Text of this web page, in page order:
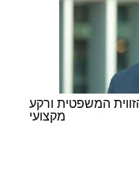
המשפטית ורקע
מקצועי